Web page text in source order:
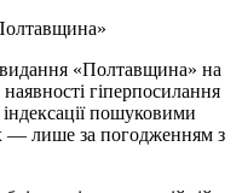
видання «Полтавщина» на
гіперпосилання
пошуковими
— лише за погодженням з